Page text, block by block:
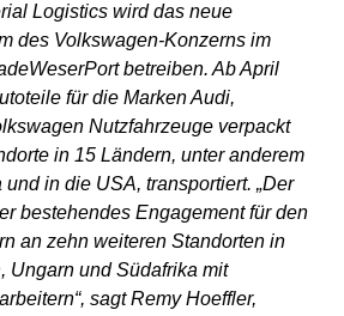
Logistics wird das neue
des Volkswagen-Konzerns im
betreiben. Ab April
für die Marken Audi,
Nutzfahrzeuge verpackt
in 15 Ländern, unter anderem
in die USA, transportiert. „Der
bestehendes Engagement für den
an zehn weiteren Standorten in
Ungarn und Südafrika mit
sagt Remy Hoeffler,